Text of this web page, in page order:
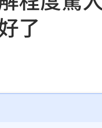
周邊成漂漂河
前經紀人怒嗆
遇女子叫囂
咖台東接力唱
了